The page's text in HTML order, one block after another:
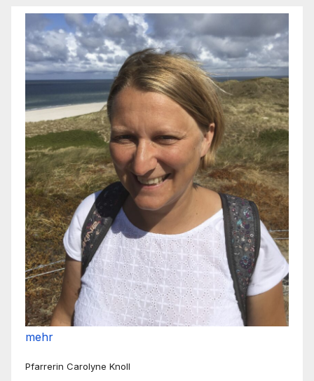
mehr
Pfarrerin Carolyne Knoll